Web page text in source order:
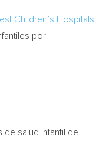
Children’s Hospitals
por
salud infantil de